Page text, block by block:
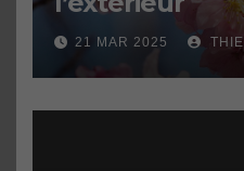
21 MAR 2025